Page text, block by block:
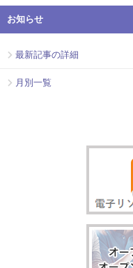
お知らせ
最新記事の詳細
月別一覧